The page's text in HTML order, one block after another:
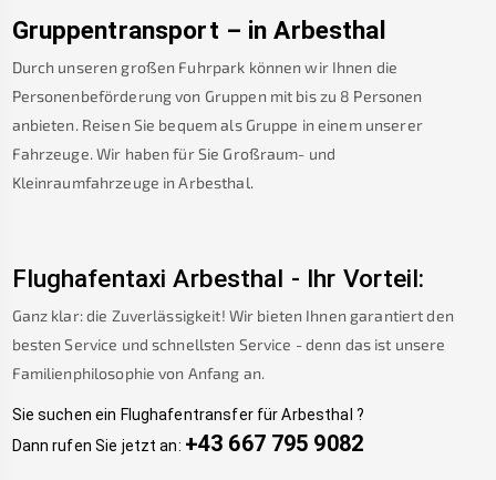
Gruppentransport – in Arbesthal
Durch unseren großen Fuhrpark können wir Ihnen die
Personenbeförderung von Gruppen mit bis zu 8 Personen
anbieten. Reisen Sie bequem als Gruppe in einem unserer
Fahrzeuge. Wir haben für Sie Großraum- und
Kleinraumfahrzeuge in Arbesthal.
Flughafentaxi Arbesthal - Ihr Vorteil:
Ganz klar: die Zuverlässigkeit! Wir bieten Ihnen garantiert den
besten Service und schnellsten Service - denn das ist unsere
Familienphilosophie von Anfang an.
Sie suchen ein Flughafentransfer für Arbesthal ?
Dann rufen Sie jetzt an: +43 667 795 9082